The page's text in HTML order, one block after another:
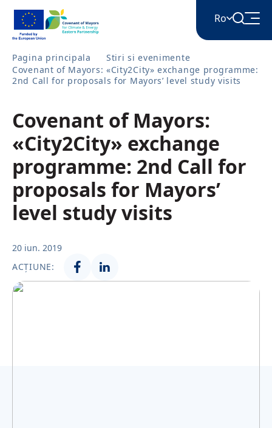
Ro
English
Հայերեն
Azərbaycan
ქართული
Українська
Pagina principala
Stiri si evenimente
Covenant of Mayors: «City2City» exchange programme:
2nd Call for proposals for Mayors’ level study visits
Covenant of Mayors:
«City2City» exchange
programme: 2nd Call for
proposals for Mayors’
level study visits
20 iun. 2019
ACȚIUNE: